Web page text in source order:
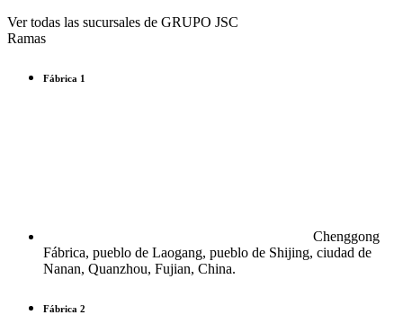
Ver todas las sucursales de GRUPO JSC
Ramas
Fábrica 1
Chenggong
Fábrica, pueblo de Laogang, pueblo de Shijing, ciudad de
Nanan, Quanzhou, Fujian, China.
Fábrica 2